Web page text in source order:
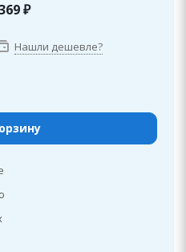
₽
Нашли дешевле?